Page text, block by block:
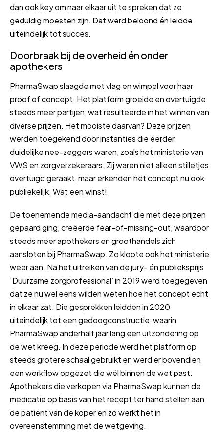
dan ook key om naar elkaar uit te spreken dat ze
geduldig moesten zijn. Dat werd beloond én leidde
uiteindelijk tot succes.
Doorbraak bij de overheid én onder
apothekers
PharmaSwap slaagde met vlag en wimpel voor haar
proof of concept. Het platform groeide en overtuigde
steeds meer partijen, wat resulteerde in het winnen van
diverse prijzen. Het mooiste daarvan? Deze prijzen
werden toegekend door instanties die eerder
duidelijke nee-zeggers waren, zoals het ministerie van
VWS en zorgverzekeraars. Zij waren niet alleen stilletjes
overtuigd geraakt, maar erkenden het concept nu ook
publiekelijk. Wat een winst!
De toenemende media-aandacht die met deze prijzen
gepaard ging, creëerde fear-of-missing-out, waardoor
steeds meer apothekers en groothandels zich
aansloten bij PharmaSwap. Zo klopte ook het ministerie
weer aan. Na het uitreiken van de jury- én publieksprijs
‘Duurzame zorgprofessional’ in 2019 werd toegegeven
dat ze nu wel eens wilden weten hoe het concept echt
in elkaar zat. Die gesprekken leidden in 2020
uiteindelijk tot een gedoogconstructie, waarin
PharmaSwap anderhalf jaar lang een uitzondering op
de wet kreeg. In deze periode werd het platform op
steeds grotere schaal gebruikt en werd er bovendien
een workflow opgezet die wél binnen de wet past.
Apothekers die verkopen via PharmaSwap kunnen de
medicatie op basis van het recept ter hand stellen aan
de patient van de koper en zo werkt het in
overeenstemming met de wetgeving.